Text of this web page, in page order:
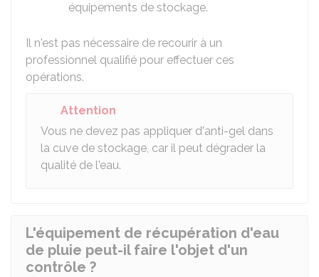
équipements de stockage.
Il n'est pas nécessaire de recourir à un
professionnel qualifié pour effectuer ces
opérations.
Attention
Vous ne devez pas appliquer d'anti-gel dans
la cuve de stockage, car il peut dégrader la
qualité de l'eau.
L'équipement de récupération d'eau
de pluie peut-il faire l'objet d'un
contrôle ?